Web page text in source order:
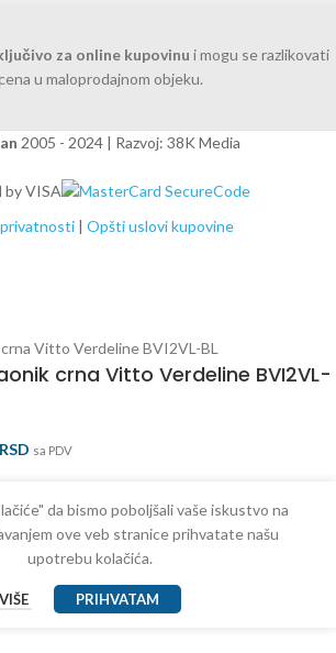
za online kupovinu i mogu se razlikovati
u maloprodajnom objeku.
2005 - 2024 | Razvoj: 38K Media
| Opšti uslovi kupovine
da bismo poboljšali vaše iskustvo na
ove veb stranice prihvatate našu
upotrebu kolačića.
VIŠE PRIHVATAM
crna Vitto Verdeline BVI2VL-
RSD sa PDV
DODAJ U KORPU